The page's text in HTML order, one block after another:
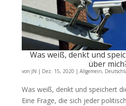
Was weiß, denkt und
über
von JN | Dez. 15, 2020 | Allgemein,
Was weiß, denkt und speichert
Eine Frage, die sich jeder